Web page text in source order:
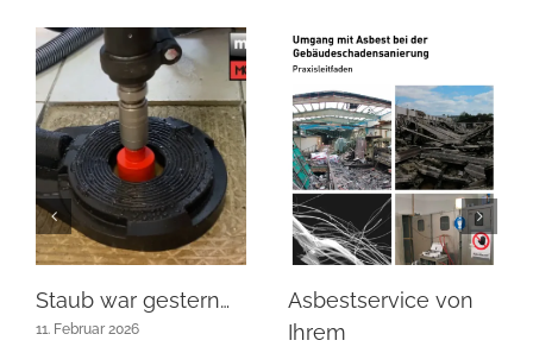
Staub war gestern…
11. Februar 2026
Asbestservice von
Ihrem